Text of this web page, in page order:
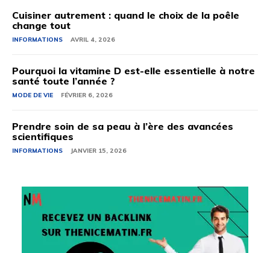
Cuisiner autrement : quand le choix de la poêle
change tout
INFORMATIONS AVRIL 4, 2026
Pourquoi la vitamine D est-elle essentielle à notre
santé toute l’année ?
MODE DE VIE FÉVRIER 6, 2026
Prendre soin de sa peau à l’ère des avancées
scientifiques
INFORMATIONS JANVIER 15, 2026